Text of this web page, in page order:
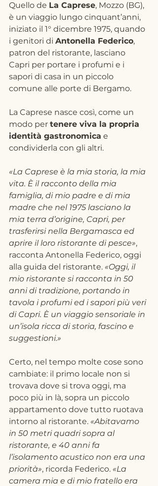
Quello de La Caprese, Mozzo (BG),
è un viaggio lungo cinquant’anni,
iniziato il 1° dicembre 1975, quando
i genitori di Antonella Federico,
patron del ristorante, lasciano
Capri per portare i profumi e i
sapori di casa in un piccolo
comune alle porte di Bergamo.
La Caprese nasce così, come un
modo per tenere viva la propria
identità gastronomica e
condividerla con gli altri.
«La Caprese è la mia storia, la mia
vita. È il racconto della mia
famiglia, di mio padre e di mia
madre che nel 1975 lasciano la
mia terra d’origine, Capri, per
trasferirsi nella Bergamasca ed
aprire il loro ristorante di pesce»,
racconta Antonella Federico, oggi
alla guida del ristorante. «Oggi, il
mio ristorante si racconta in 50
anni di tradizione, portando in
tavola i profumi ed i sapori più veri
di Capri. È un viaggio sensoriale in
un’isola ricca di storia, fascino e
suggestioni.»
Certo, nel tempo molte cose sono
cambiate: il primo locale non si
trovava dove si trova oggi, ma
poco più in là, sopra un piccolo
appartamento dove tutto ruotava
intorno al ristorante. «Abitavamo
in 50 metri quadri sopra al
ristorante, e 40 anni fa
l’isolamento acustico non era una
priorità», ricorda Federico. «La
camera mia e di mio fratello era